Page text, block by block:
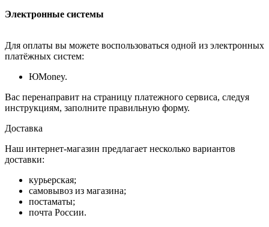
Электронные системы
Для оплаты вы можете воспользоваться одной из электронных
платёжных систем:
ЮMoney.
Вас перенаправит на страницу платежного сервиса, следуя
инструкциям, заполните правильную форму.
Доставка
Наш интернет-магазин предлагает несколько вариантов
доставки:
курьерская;
самовывоз из магазина;
постаматы;
почта России.